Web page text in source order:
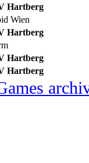
Hartberg
Wien
Hartberg
Hartberg
Hartberg